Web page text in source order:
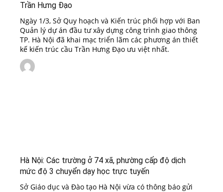
Trần Hưng Đạo
Ngày 1/3, Sở Quy hoạch và Kiến trúc phối hợp với Ban
Quản lý dự án đầu tư xây dựng công trình giao thông
TP. Hà Nội đã khai mạc triển lãm các phương án thiết
kế kiến trúc cầu Trần Hưng Đạo ưu việt nhất.
Hà Nội: Các trường ở 74 xã, phường cấp độ dịch
mức độ 3 chuyển dạy học trực tuyến
Sở Giáo dục và Đào tạo Hà Nội vừa có thông báo gửi